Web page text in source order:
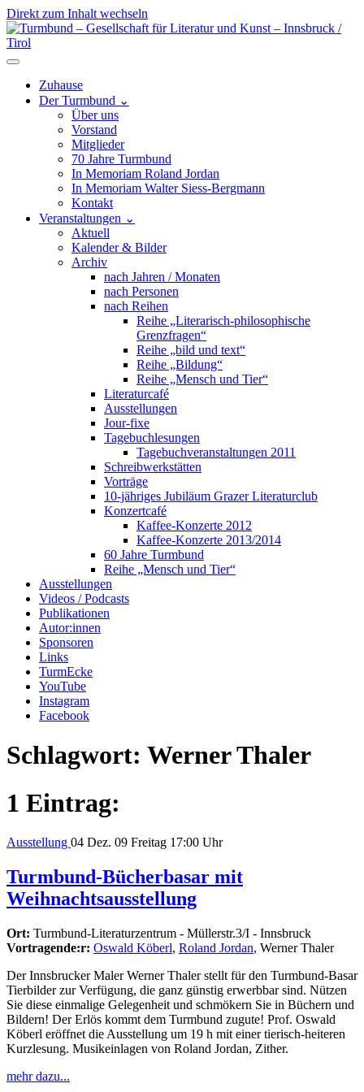
Direkt zum Inhalt wechseln
Hauptnavigation
Zuhause
Der Turmbund ⌄
Über uns
Vorstand
Mitglieder
70 Jahre Turmbund
In Memoriam Roland Jordan
In Memoriam Walter Siess-Bergmann
Kontakt
Veranstaltungen ⌄
Aktuell
Kalender & Bilder
Archiv
nach Jahren / Monaten
nach Personen
nach Reihen
Reihe „Literarisch-philosophische
Grenzfragen“
Reihe „bild und text“
Reihe „Bildung“
Reihe „Mensch und Tier“
Literaturcafé
Ausstellungen
Jour-fixe
Tagebuchlesungen
Tagebuchveranstaltungen 2011
Schreibwerkstätten
Vorträge
10-jähriges Jubiläum Grazer Literaturclub
Konzertcafé
Kaffee-Konzerte 2012
Kaffee-Konzerte 2013/2014
60 Jahre Turmbund
Reihe „Mensch und Tier“
Ausstellungen
Videos / Podcasts
Publikationen
Autor:innen
Sponsoren
Links
TurmEcke
YouTube
Instagram
Facebook
Schlagwort: Werner Thaler
1 Eintrag:
Ausstellung 04 Dez. 09 Freitag 17:00 Uhr
Turmbund-Bücherbasar mit
Weihnachtsausstellung
Ort: Turmbund-Literaturzentrum - Müllerstr.3/I - Innsbruck
Vortragende:r: Oswald Köberl, Roland Jordan, Werner Thaler
Der Innsbrucker Maler Werner Thaler stellt für den Turmbund-Basar
Tierbilder zur Verfügung, die ganz günstig erwerbbar sind. Nützen
Sie diese einmalige Gelegenheit und schmökern Sie in Büchern und
Bildern! Der Erlös kommt dem Turmbund zugute! Prof. Oswald
Köberl eröffnet die Ausstellung um 19 h mit einer tierisch-heiteren
Kurzlesung. Musikeinlagen von Roland Jordan, Zither.
mehr dazu...